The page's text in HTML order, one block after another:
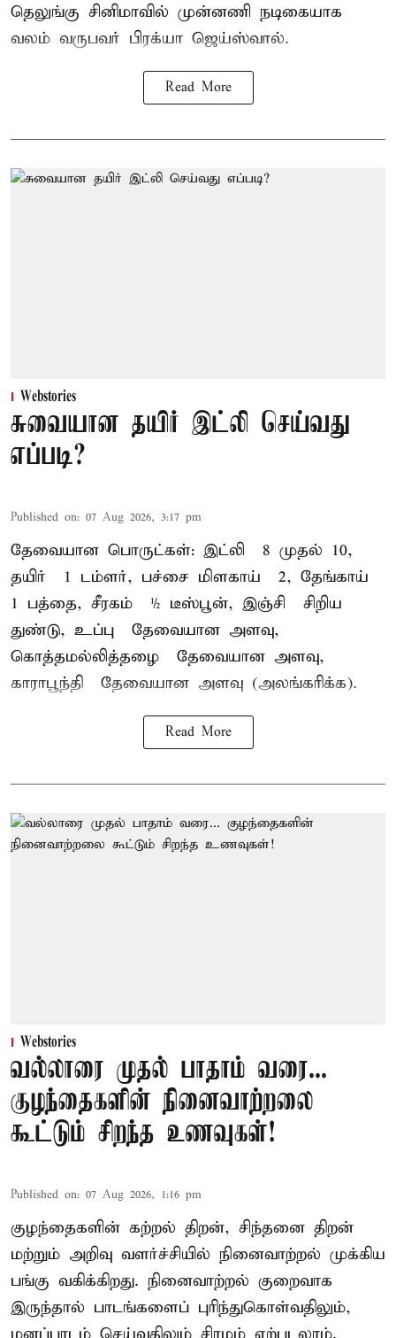
தெலுங்கு சினிமாவில் முன்னணி நடிகையாக
வலம் வருபவர் பிரக்யா ஜெய்ஸ்வால்.
Read More
Webstories
சுவையான தயிர் இட்லி செய்வது
எப்படி?
Published on: 07 Aug 2026, 3:17 pm
தேவையான பொருட்கள்: இட்லி – 8 முதல் 10,
தயிர் – 1 டம்ளர், பச்சை மிளகாய் – 2, தேங்காய் –
1 பத்தை, சீரகம் – ½ டீஸ்பூன், இஞ்சி – சிறிய
துண்டு, உப்பு – தேவையான அளவு,
கொத்தமல்லித்தழை – தேவையான அளவு,
காராபூந்தி – தேவையான அளவு (அலங்கரிக்க).
Read More
Webstories
வல்லாரை முதல் பாதாம் வரை...
குழந்தைகளின் நினைவாற்றலை
கூட்டும் சிறந்த உணவுகள்!
Published on: 07 Aug 2026, 1:16 pm
குழந்தைகளின் கற்றல் திறன், சிந்தனை திறன்
மற்றும் அறிவு வளர்ச்சியில் நினைவாற்றல் முக்கிய
பங்கு வகிக்கிறது. நினைவாற்றல் குறைவாக
இருந்தால் பாடங்களைப் புரிந்துகொள்வதிலும்,
மனப்பாடம் செய்வதிலும் சிரமம் ஏற்படலாம்.